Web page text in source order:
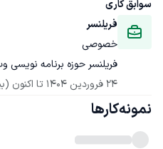
سوابق کاری
فریلنسر
خصوصی
فریلنسر حوزه برنامه نویسی
24 فروردین 1404
تا اکنون
نمونه‌کارها